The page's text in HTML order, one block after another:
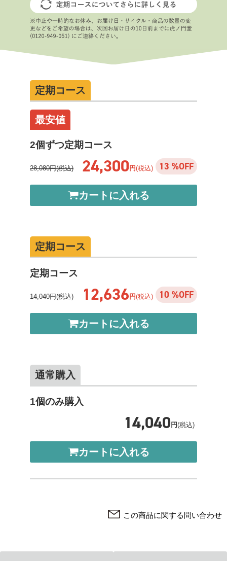
定期コース
最安値
2個ずつ定期コース
28,080円(税込) 24,300 円(税込) 13 %OFF
カートに入れる
定期コース
定期コース
14,040円(税込) 12,636 円(税込) 10 %OFF
カートに入れる
通常購入
1個のみ購入
14,040 円(税込)
カートに入れる
この商品に関する問い合わせ